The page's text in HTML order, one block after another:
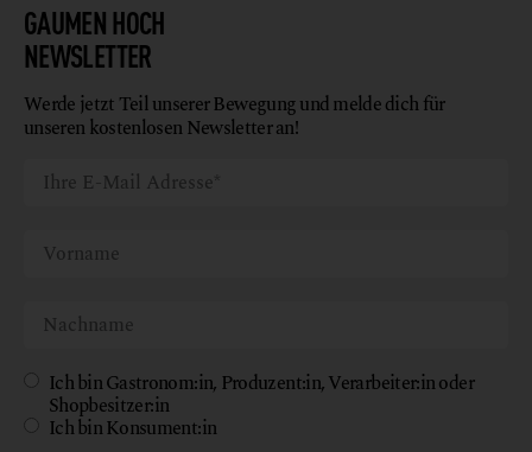
GAUMEN HOCH
NEWSLETTER
Werde jetzt Teil unserer Bewegung und melde dich für
unseren kostenlosen Newsletter an!
Ich bin Gastronom:in, Produzent:in, Verarbeiter:in oder
Shopbesitzer:in
Ich bin Konsument:in